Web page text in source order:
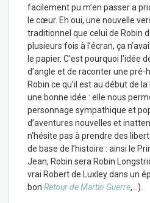
facilement pu m’en passer a
le cœur. Eh oui, une nouvelle
traditionnel que celui de Robin
plusieurs fois à l’écran, ça
le papier. C’est pourquoi l’idée
d’angle et de raconter une
Robin ce qu’il est au début de
une bonne idée : elle nous
personnage sympathique et
d’aventures nouvelles et
n’hésite pas à prendre des
de base de l’histoire : ainsi le
Jean, Robin sera Robin
vrai Robert de Luxley dans un
bon Retour de Martin Guerre,…).